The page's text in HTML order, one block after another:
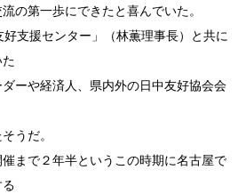
の第一歩にできたと喜んでいた。
支援センター」（林薫理事長）と共に
ーや経済人、県内外の日中友好協会会
うだ。
まで２年半というこの時期に名古屋で